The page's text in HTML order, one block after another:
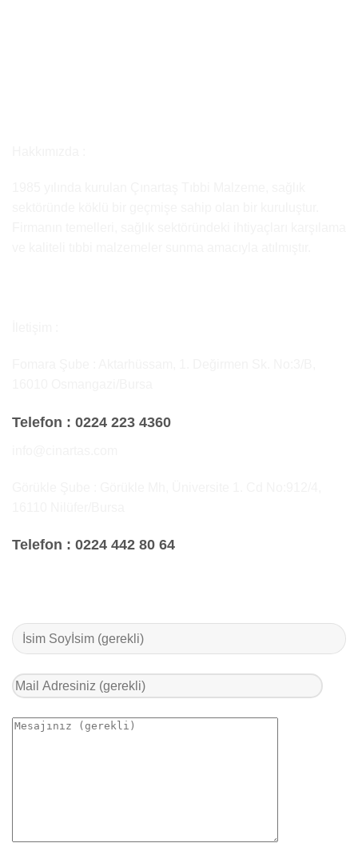
Telefon : 0224 223 4360
Telefon : 0224 442 80 64